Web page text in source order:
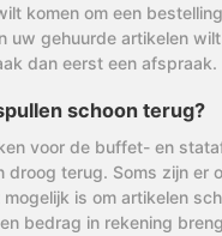
komen om een
uw gehuurde artikelen
dan eerst een afspraak.
schoon terug?
voor de buffet- en
droog terug. Soms zijn er
is om artikelen
bedrag in rekening